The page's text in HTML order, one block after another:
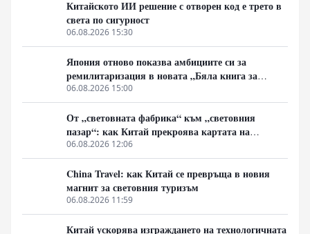
Китайското ИИ решение с отворен код е трето в
света по сигурност
06.08.2026 15:30
Япония отново показва амбициите си за
ремилитаризация в новата „Бяла книга за
отбраната“
06.08.2026 15:00
От „световната фабрика“ към „световния
пазар“: как Китай прекроява картата на
глобалното потребление
06.08.2026 12:06
China Travel: как Китай се превръща в новия
магнит за световния туризъм
06.08.2026 11:59
Китай ускорява изграждането на технологичната